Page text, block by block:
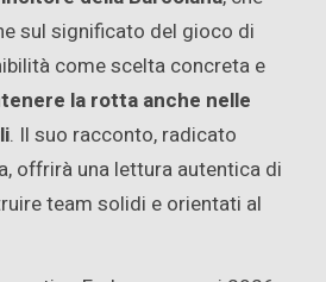
sul significato del gioco di
come scelta concreta e
la rotta anche nelle
. Il suo racconto, radicato
offrirà una lettura autentica di
team solidi e orientati al